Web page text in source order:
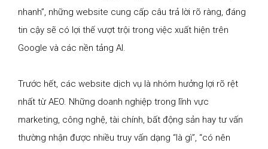
nhanh”, những website cung cấp câu trả lời rõ ràng, đáng
tin cậy sẽ có lợi thế vượt trội trong việc xuất hiện trên
Google và các nền tảng AI.
Trước hết, các website dịch vụ là nhóm hưởng lợi rõ rệt
nhất từ AEO. Những doanh nghiệp trong lĩnh vực
marketing, công nghệ, tài chính, bất động sản hay tư vấn
thường nhận được nhiều truy vấn dạng “là gì”, “có nên